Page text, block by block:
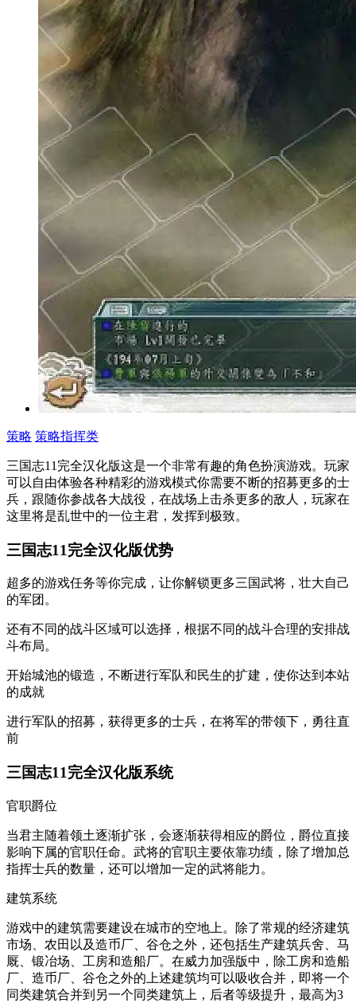
策略 策略指挥类
三国志11完全汉化版这是一个非常有趣的角色扮演游戏。玩家
可以自由体验各种精彩的游戏模式你需要不断的招募更多的士
兵，跟随你参战各大战役，在战场上击杀更多的敌人，玩家在
这里将是乱世中的一位主君，发挥到极致。
三国志11完全汉化版优势
超多的游戏任务等你完成，让你解锁更多三国武将，壮大自己
的军团。
还有不同的战斗区域可以选择，根据不同的战斗合理的安排战
斗布局。
开始城池的锻造，不断进行军队和民生的扩建，使你达到本站
的成就
进行军队的招募，获得更多的士兵，在将军的带领下，勇往直
前
三国志11完全汉化版系统
官职爵位
当君主随着领土逐渐扩张，会逐渐获得相应的爵位，爵位直接
影响下属的官职任命。武将的官职主要依靠功绩，除了增加总
指挥士兵的数量，还可以增加一定的武将能力。
建筑系统
游戏中的建筑需要建设在城市的空地上。除了常规的经济建筑
市场、农田以及造币厂、谷仓之外，还包括生产建筑兵舍、马
厩、锻冶场、工房和造船厂。在威力加强版中，除工房和造船
厂、造币厂、谷仓之外的上述建筑均可以吸收合并，即将一个
同类建筑合并到另一个同类建筑上，后者等级提升，最高为3